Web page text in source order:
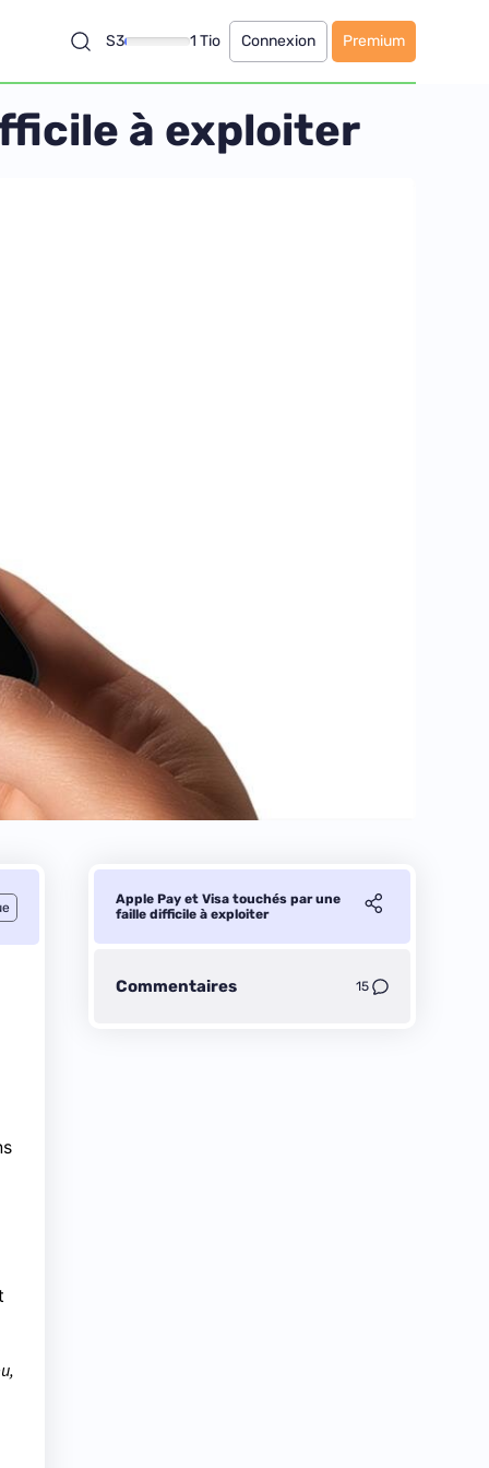
S3 1 Tio Connexion Premium
à exploiter
Apple Pay et Visa touchés par une
faille difficile à exploiter
Commentaires 15